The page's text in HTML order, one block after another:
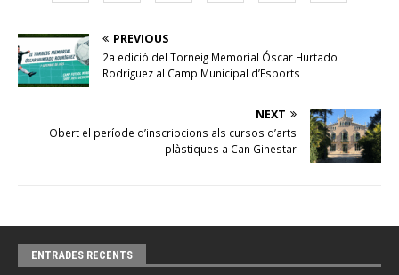
PREVIOUS
2a edició del Torneig Memorial Óscar Hurtado
Rodríguez al Camp Municipal d’Esports
NEXT
Obert el període d’inscripcions als cursos d’arts
plàstiques a Can Ginestar
ENTRADES RECENTS